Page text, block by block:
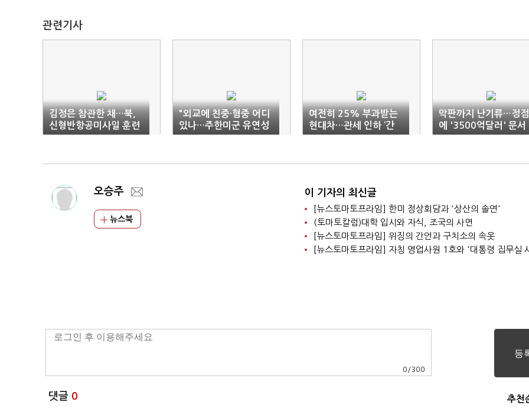
관련기사
김정은 참관한 채…북,
신형반항공미사일 훈련
"외교에 친중·혐중 어디
있나…주한미군 유연성
동의 어렵다"
여전히 25% 부과받는
현대차…관세 인하 ‘간
절’
막판까지 난기류…정점
에 '3500억달러' 문서
화
오승주
뉴스북
이 기자의 최신글
[뉴스토마토프라임] 한미 정상회담과 '상산의 솔연'
(토마토칼럼)대학 입시와 자식, 조국의 사면
[뉴스토마토프라임] 위징의 간언과 구치소의 속옷
[뉴스토마토프라임] 자칭 영업사원 1호와 '대통령 집무실
0 /300
댓글 0 추천